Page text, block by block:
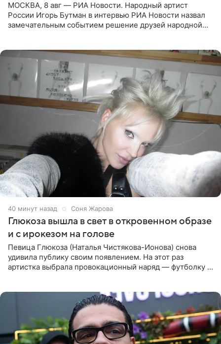
МОСКВА, 8 авг — РИА Новости. Народный артист
России Игорь Бутман в интервью РИА Новости назвал
замечательным событием решение друзей народной
40 минут назад Соня Жарова
Глюкоза вышла в свет в откровенном образе
и с ирокезом на голове
Певица Глюкоза (Наталья Чистякова-Ионова) снова
удивила публику своим появлением. На этот раз
артистка выбрала провокационный наряд — футболку с